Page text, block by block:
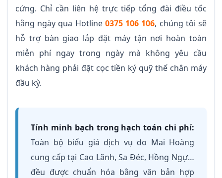
cứng. Chỉ cần liên hệ trực tiếp tổng đài điều tốc
hằng ngày qua Hotline 0375 106 106, chúng tôi sẽ
hỗ trợ bàn giao lắp đặt máy tận nơi hoàn toàn
miễn phí ngay trong ngày mà không yêu cầu
khách hàng phải đặt cọc tiền ký quỹ thế chân máy
đầu kỳ.
Tính minh bạch trong hạch toán chi phí:
Toàn bộ biểu giá dịch vụ do Mai Hoàng
cung cấp tại Cao Lãnh, Sa Đéc, Hồng Ngự…
đều được chuẩn hóa bằng văn bản hợp